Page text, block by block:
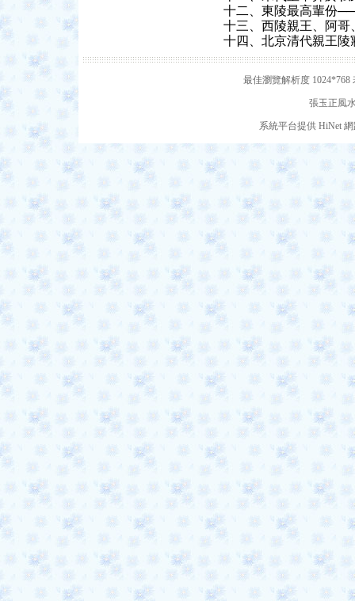
十二、東陵最高輩份
十三、西陵親王、阿哥
十四、北京清代親王陵
最佳瀏覽解析度
張玉正風
系統平台提供 HiNet